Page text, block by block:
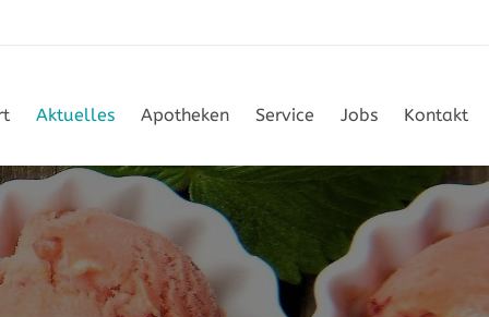
Aktuelles Apotheken Service Jobs Kontakt